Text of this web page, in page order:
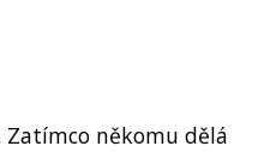
někomu dělá